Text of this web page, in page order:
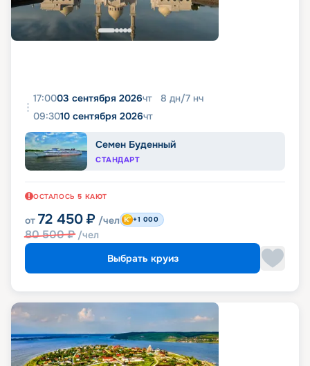
17:0003 сентября 2026чт 8 дн/7 нч
09:3010 сентября 2026чт
Семен Буденный
СТАНДАРТ
ОСТАЛОСЬ 5 КАЮТ
от 72 450 ₽ /чел
80 500₽ /чел
+1 000
Выбрать круиз